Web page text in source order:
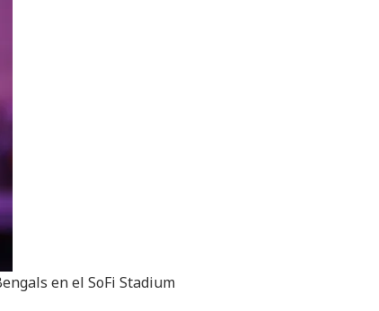
en el SoFi Stadium